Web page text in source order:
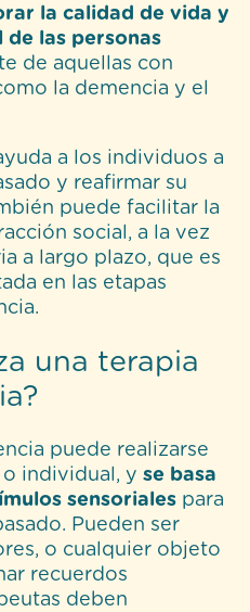
la calidad de vida y
las personas
de aquellas con
la demencia y el
a los individuos a
y reafirmar su
puede facilitar la
social, a la vez
a largo plazo, que es
en las etapas
una terapia
puede realizarse
individual, y se basa
sensoriales para
Pueden ser
o cualquier objeto
recuerdos
deben